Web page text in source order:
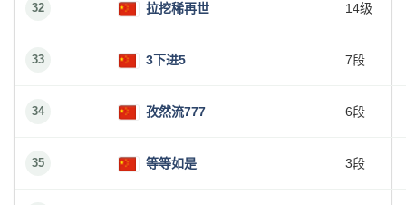
32 拉挖稀再世 14级
33 3下进5 7段
34 孜然流777 6段
35 等等如是 3段